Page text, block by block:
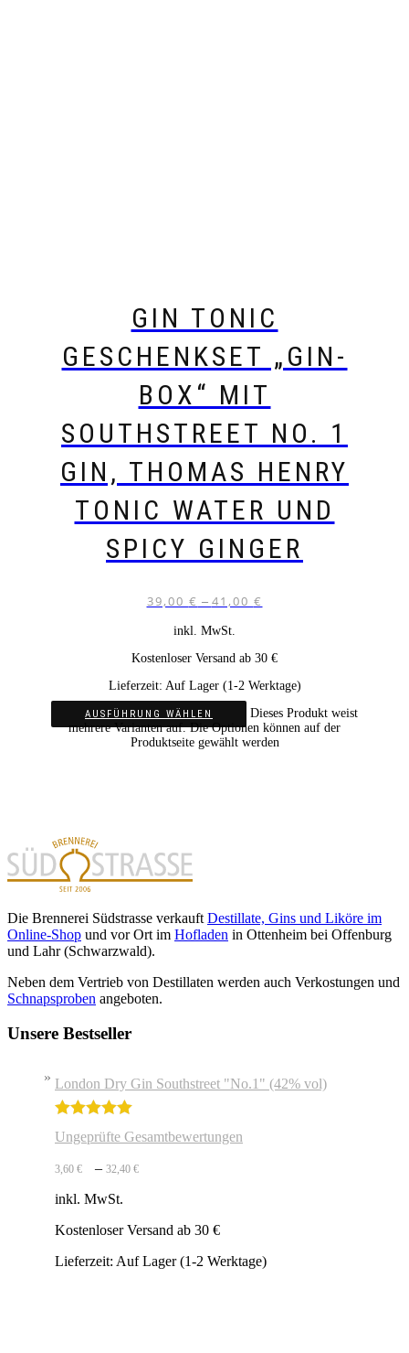
GIN TONIC
GESCHENKSET „GIN-
BOX“ MIT
SOUTHSTREET NO. 1
GIN, THOMAS HENRY
TONIC WATER UND
SPICY GINGER
39,00 € – 41,00 €
inkl. MwSt.
Kostenloser Versand ab 30 €
Lieferzeit: Auf Lager (1-2 Werktage)
AUSFÜHRUNG WÄHLEN
Dieses Produkt weist
mehrere Varianten auf. Die Optionen können auf der
Produktseite gewählt werden
Die Brennerei Südstrasse verkauft Destillate, Gins und Liköre im
Online-Shop und vor Ort im Hofladen in Ottenheim bei Offenburg
und Lahr (Schwarzwald).
Neben dem Vertrieb von Destillaten werden auch Verkostungen und
Schnapsproben angeboten.
Unsere Bestseller
London Dry Gin Southstreet "No.1" (42% vol)
Bewertet mit
5.00von 5
Ungeprüfte Gesamtbewertungen
3,60 € – 32,40 €
inkl. MwSt.
Kostenloser Versand ab 30 €
Lieferzeit: Auf Lager (1-2 Werktage)